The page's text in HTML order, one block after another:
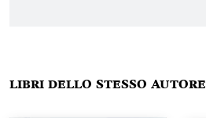
Libri dello stesso autore